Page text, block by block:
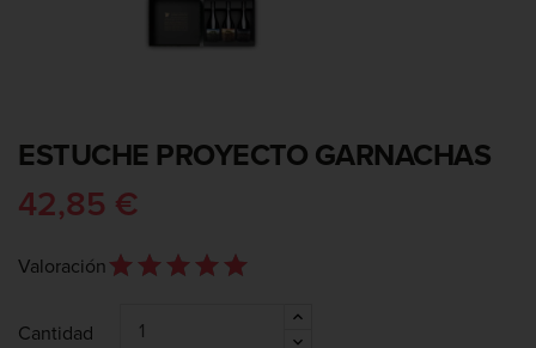
ESTUCHE PROYECTO GARNACHAS
42,85 €
Valoraciónstar_outline star_outline star_outline star_outline star_outline
star star star star star
Cantidad